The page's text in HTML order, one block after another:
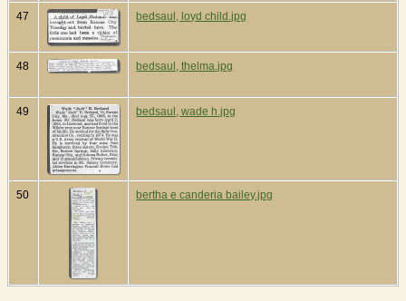
47 bedsaul, loyd child.jpg
48 bedsaul, thelma.jpg
49 bedsaul, wade h.jpg
50 bertha e canderia bailey.jpg